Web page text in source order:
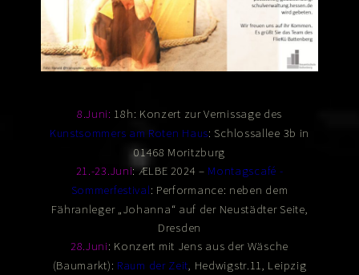
8.Juni: 18h: Konzert zur Vernissage des
Kunstsommers am Roten Haus: Schlossallee 3b in
01468 Moritzburg
21.-23.Juni: ÆLBE 2024 – Montagscafé -
Sommerfestival: Performance: neben dem
Fähranleger „Johanna“ auf der Neustädter Seite,
Dresden
28.Juni: Konzert mit Jens aus der Wäsche
(Baumarkt): Raum der Zeit , Hedwigstr.11, Leipzig